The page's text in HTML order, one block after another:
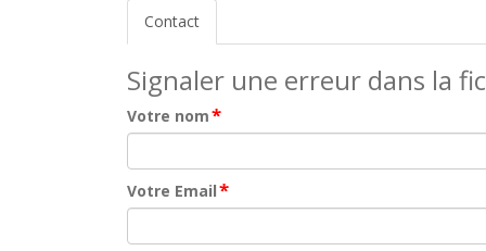
Contact
Signaler une erreur dans la
Votre nom*
Votre Email*